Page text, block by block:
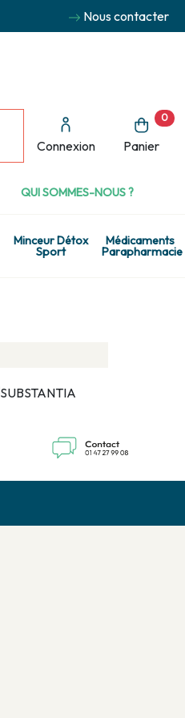
Nous contacter
Connexion Panier
0
QUI SOMMES-NOUS ?
Minceur Détox
Sport
Médicaments
Parapharmacie